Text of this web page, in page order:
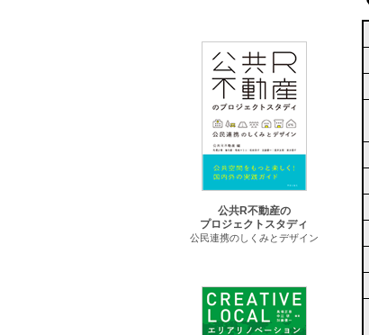
公共R不動産の
プロジェクトスタディ
公民連携のしくみとデザイン